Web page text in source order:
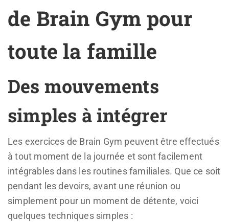
de Brain Gym pour
toute la famille
Des mouvements
simples à intégrer
Les exercices de Brain Gym peuvent être effectués
à tout moment de la journée et sont facilement
intégrables dans les routines familiales. Que ce soit
pendant les devoirs, avant une réunion ou
simplement pour un moment de détente, voici
quelques techniques simples :